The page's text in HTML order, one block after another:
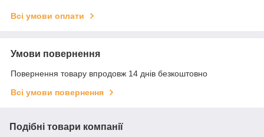
Всі умови оплати
Умови повернення
Повернення товару впродовж 14 днів безкоштовно
Всі умови повернення
Подібні товари компанії